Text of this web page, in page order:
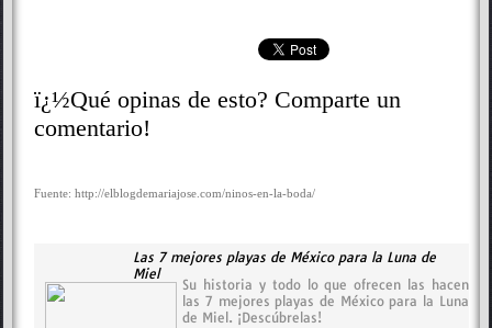
ï¿½Qué opinas de esto? Comparte un
comentario!
Fuente: http://elblogdemariajose.com/ninos-en-la-boda/
Las 7 mejores playas de México para la Luna de
Miel
Su historia y todo lo que ofrecen las hacen
las 7 mejores playas de México para la Luna
de Miel. ¡Descúbrelas!